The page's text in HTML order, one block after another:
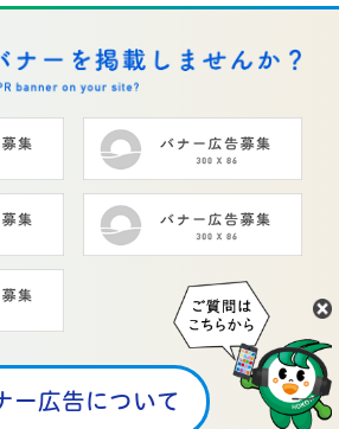
ー広告について